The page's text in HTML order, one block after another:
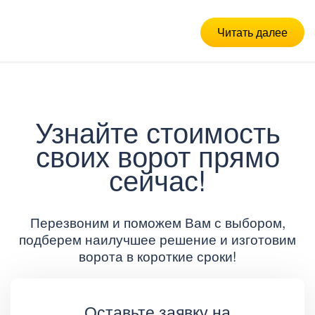
Читать далее
Узнайте стоимость
своих ворот прямо
сейчас!
Перезвоним и поможем Вам с выбором,
подберем наилучшее решение и изготовим
ворота в короткие сроки!